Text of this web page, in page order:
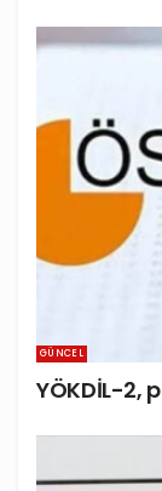
GÜNCEL
YÖKDİL-2,